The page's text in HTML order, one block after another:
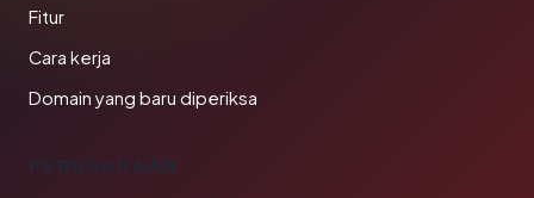
Fitur
Cara kerja
Domain yang baru diperiksa
PERUSAHAAN